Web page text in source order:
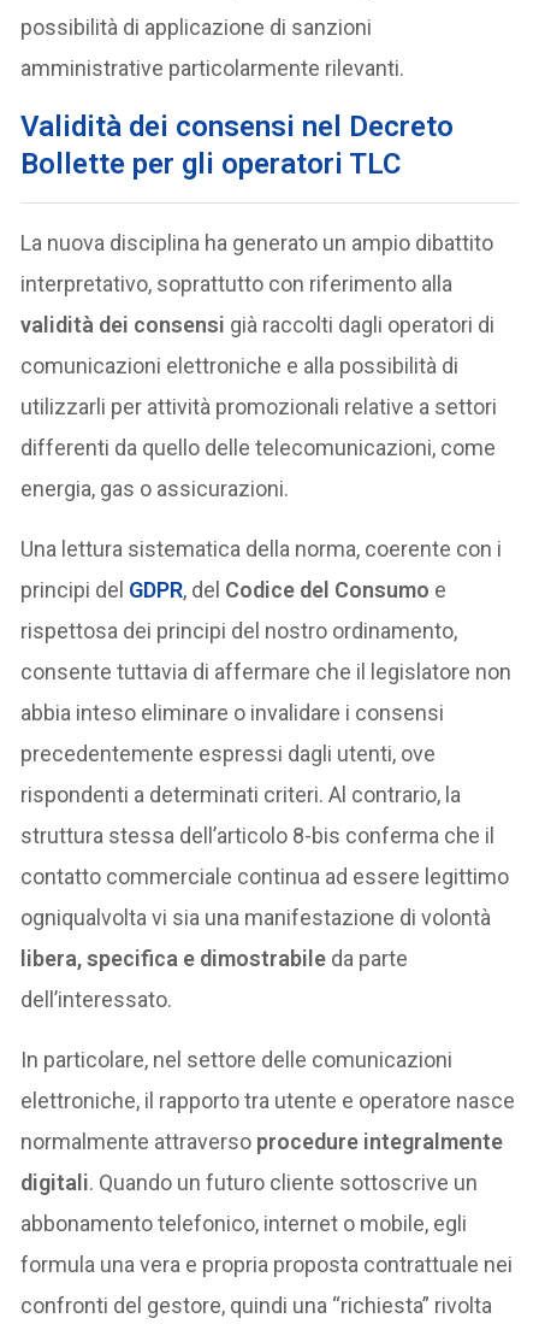
possibilità di applicazione di sanzioni
amministrative particolarmente rilevanti.
Validità dei consensi nel Decreto
Bollette per gli operatori TLC
La nuova disciplina ha generato un ampio dibattito
interpretativo, soprattutto con riferimento alla
validità dei consensi già raccolti dagli operatori di
comunicazioni elettroniche e alla possibilità di
utilizzarli per attività promozionali relative a settori
differenti da quello delle telecomunicazioni, come
energia, gas o assicurazioni.
Una lettura sistematica della norma, coerente con i
principi del GDPR, del Codice del Consumo e
rispettosa dei principi del nostro ordinamento,
consente tuttavia di affermare che il legislatore non
abbia inteso eliminare o invalidare i consensi
precedentemente espressi dagli utenti, ove
rispondenti a determinati criteri. Al contrario, la
struttura stessa dell’articolo 8-bis conferma che il
contatto commerciale continua ad essere legittimo
ogniqualvolta vi sia una manifestazione di volontà
libera, specifica e dimostrabile da parte
dell’interessato.
In particolare, nel settore delle comunicazioni
elettroniche, il rapporto tra utente e operatore nasce
normalmente attraverso procedure integralmente
digitali. Quando un futuro cliente sottoscrive un
abbonamento telefonico, internet o mobile, egli
formula una vera e propria proposta contrattuale nei
confronti del gestore, quindi una “richiesta” rivolta